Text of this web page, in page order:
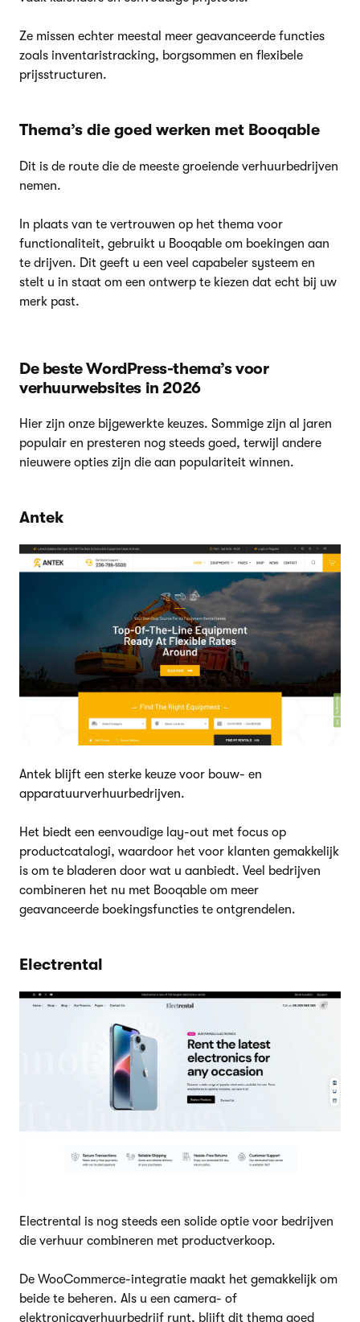
Ze missen echter meestal meer geavanceerde functies
zoals inventaristracking, borgsommen en flexibele
prijsstructuren.
Thema’s die goed werken met Booqable
Dit is de route die de meeste groeiende verhuurbedrijven
nemen.
In plaats van te vertrouwen op het thema voor
functionaliteit, gebruikt u Booqable om boekingen aan
te drijven. Dit geeft u een veel capabeler systeem en
stelt u in staat om een ontwerp te kiezen dat echt bij uw
merk past.
De beste WordPress-thema’s voor
verhuurwebsites in 2026
Hier zijn onze bijgewerkte keuzes. Sommige zijn al jaren
populair en presteren nog steeds goed, terwijl andere
nieuwere opties zijn die aan populariteit winnen.
Antek
Antek blijft een sterke keuze voor bouw- en
apparatuurverhuurbedrijven.
Het biedt een eenvoudige lay-out met focus op
productcatalogi, waardoor het voor klanten gemakkelijk
is om te bladeren door wat u aanbiedt. Veel bedrijven
combineren het nu met Booqable om meer
geavanceerde boekingsfuncties te ontgrendelen.
Electrental
Electrental is nog steeds een solide optie voor bedrijven
die verhuur combineren met productverkoop.
De WooCommerce-integratie maakt het gemakkelijk om
beide te beheren. Als u een camera- of
elektronicaverhuurbedrijf runt, blijft dit thema goed